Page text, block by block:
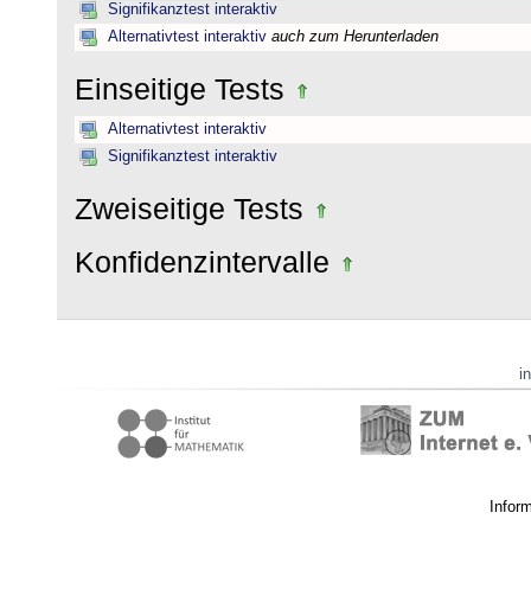
Signifikanztest interaktiv
Alternativtest interaktiv auch zum Herunterladen
Einseitige Tests
Alternativtest interaktiv
Signifikanztest interaktiv
Zweiseitige Tests
Konfidenzintervalle